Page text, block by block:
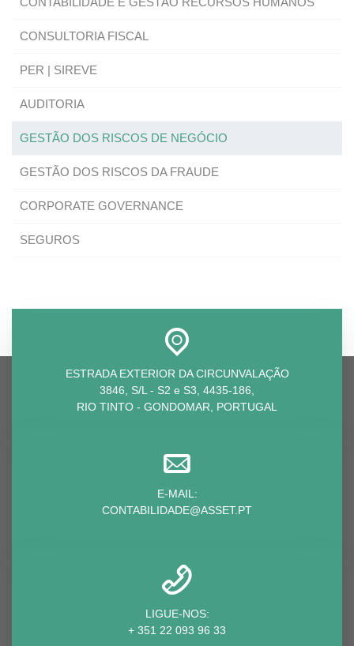
CONSULTORIA FISCAL
PER | SIREVE
AUDITORIA
GESTÃO DOS RISCOS DE NEGÓCIO
GESTÃO DOS RISCOS DA FRAUDE
CORPORATE GOVERNANCE
SEGUROS
ESTRADA EXTERIOR DA CIRCUNVALAÇÃO
3846, S/L - S2 e S3, 4435-186,
RIO TINTO - GONDOMAR, PORTUGAL
E-MAIL:
CONTABILIDADE@ASSET.PT
LIGUE-NOS:
+ 351 22 093 96 33